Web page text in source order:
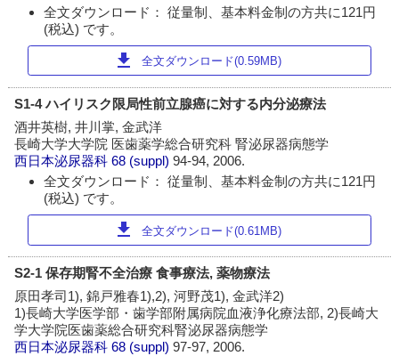
全文ダウンロード： 従量制、基本料金制の方共に121円
(税込) です。
download 全文ダウンロード(0.59MB)
S1-4 ハイリスク限局性前立腺癌に対する内分泌療法
酒井英樹, 井川掌, 金武洋
長崎大学大学院 医歯薬学総合研究科 腎泌尿器病態学
西日本泌尿器科 68 (suppl)94-94, 2006.
全文ダウンロード： 従量制、基本料金制の方共に121円
(税込) です。
download 全文ダウンロード(0.61MB)
S2-1 保存期腎不全治療 食事療法, 薬物療法
原田孝司1), 錦戸雅春1),2), 河野茂1), 金武洋2)
1)長崎大学医学部・歯学部附属病院血液浄化療法部, 2)長崎大
学大学院医歯薬総合研究科腎泌尿器病態学
西日本泌尿器科 68 (suppl)97-97, 2006.